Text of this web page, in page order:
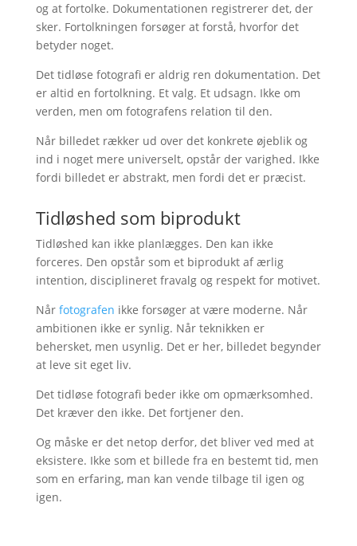
og at fortolke. Dokumentationen registrerer det, der
sker. Fortolkningen forsøger at forstå, hvorfor det
betyder noget.
Det tidløse fotografi er aldrig ren dokumentation. Det
er altid en fortolkning. Et valg. Et udsagn. Ikke om
verden, men om fotografens relation til den.
Når billedet rækker ud over det konkrete øjeblik og
ind i noget mere universelt, opstår der varighed. Ikke
fordi billedet er abstrakt, men fordi det er præcist.
Tidløshed som biprodukt
Tidløshed kan ikke planlægges. Den kan ikke
forceres. Den opstår som et biprodukt af ærlig
intention, disciplineret fravalg og respekt for motivet.
Når fotografen ikke forsøger at være moderne. Når
ambitionen ikke er synlig. Når teknikken er
behersket, men usynlig. Det er her, billedet begynder
at leve sit eget liv.
Det tidløse fotografi beder ikke om opmærksomhed.
Det kræver den ikke. Det fortjener den.
Og måske er det netop derfor, det bliver ved med at
eksistere. Ikke som et billede fra en bestemt tid, men
som en erfaring, man kan vende tilbage til igen og
igen.